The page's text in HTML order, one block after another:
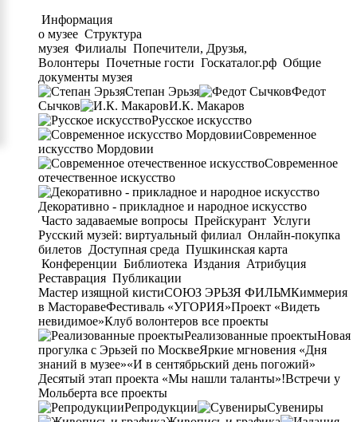
Информация
о музее Структура
музея Филиалы Попечители, Друзья,
Волонтеры Почетные гости Госкаталог.рф Общие
документы музея
Степан Эрьзя
Федот
Сычков
И.К. Макаров
Русское искусство
Современное
искусство Мордовии
Современное
отечественное искусство
Декоративно - прикладное и народное искусство
Часто задаваемые вопросы Прейскурант Услуги
Русский музей: виртуальный филиал Онлайн-покупка
билетов Доступная среда Пушкинская карта
Конференции Библиотека Издания Атрибуция
Реставрация Публикации
Мастер изящной кистиСОЮЗ ЭРЬЗЯ ФИЛЬМКиммерия
в МасторавеФестиваль «УГОРИЯ»Проект «Видеть
невидимое»Клуб волонтеров все проекты
Реализованные проектыНовая
прогулка с Эрьзей по МосквеЯркие мгновения «Дня
знаний в музее»«И в сентябрьский день погожий»
Десятый этап проекта «Мы нашли таланты»!Встречи у
Мольберта все проекты
Репродукции
Сувениры